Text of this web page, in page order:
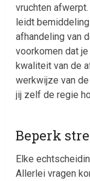
vruchten
leidt
afhandeling van
voorkomen dat
kwaliteit van de
werkwijze van
jij zelf de regie
Beperk
Elke
Allerlei vragen